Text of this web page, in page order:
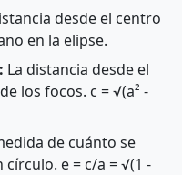
desde el centro
en la elipse.
La distancia desde el
los focos. c = √(a² -
de cuánto se
e = c/a = √(1 -